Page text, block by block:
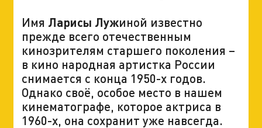
Имя Ларисы Лужиной известно
прежде всего отечественным
кинозрителям старшего поколения –
в кино народная артистка России
снимается с конца 1950-х годов.
Однако своё, особое место в нашем
кинематографе, которое актриса в
1960-х, она сохранит уже навсегда.